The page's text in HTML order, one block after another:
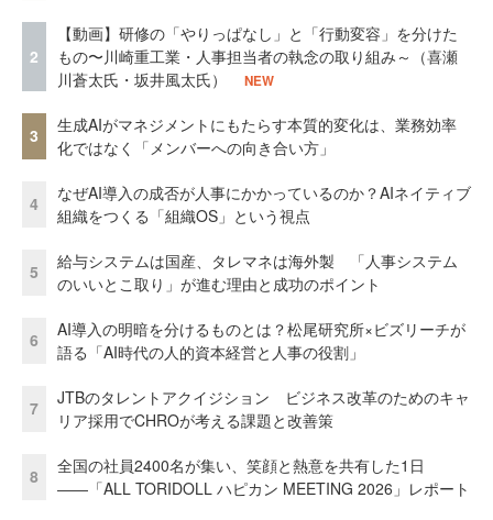
2
【動画】研修の「やりっぱなし」と「行動変容」を分けた
もの〜川崎重工業・人事担当者の執念の取り組み～（喜瀬
川蒼太氏・坂井風太氏）
NEW
3
生成AIがマネジメントにもたらす本質的変化は、業務効率
化ではなく「メンバーへの向き合い方」
4
なぜAI導入の成否が人事にかかっているのか？AIネイティブ
組織をつくる「組織OS」という視点
5
給与システムは国産、タレマネは海外製 「人事システム
のいいとこ取り」が進む理由と成功のポイント
6
AI導入の明暗を分けるものとは？松尾研究所×ビズリーチが
語る「AI時代の人的資本経営と人事の役割」
7
JTBのタレントアクイジション ビジネス改革のためのキャ
リア採用でCHROが考える課題と改善策
8
全国の社員2400名が集い、笑顔と熱意を共有した1日
――「ALL TORIDOLL ハピカン MEETING 2026」レポート